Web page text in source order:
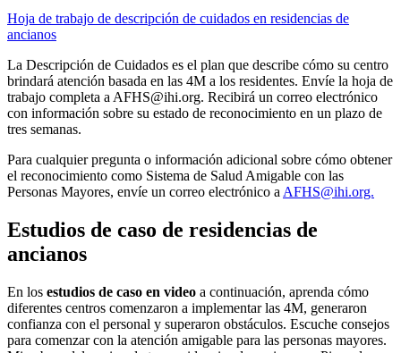
Hoja de trabajo de descripción de cuidados en residencias de
ancianos
La Descripción de Cuidados es el plan que describe cómo su centro
brindará atención basada en las 4M a los residentes. Envíe la hoja de
trabajo completa a AFHS@ihi.org. Recibirá un correo electrónico
con información sobre su estado de reconocimiento en un plazo de
tres semanas.
Para cualquier pregunta o información adicional sobre cómo obtener
el reconocimiento como Sistema de Salud Amigable con las
Personas Mayores, envíe un correo electrónico a AFHS@ihi.org.
Estudios de caso de residencias de
ancianos
En los estudios de caso en video a continuación, aprenda cómo
diferentes centros comenzaron a implementar las 4M, generaron
confianza con el personal y superaron obstáculos. Escuche consejos
para comenzar con la atención amigable para las personas mayores.